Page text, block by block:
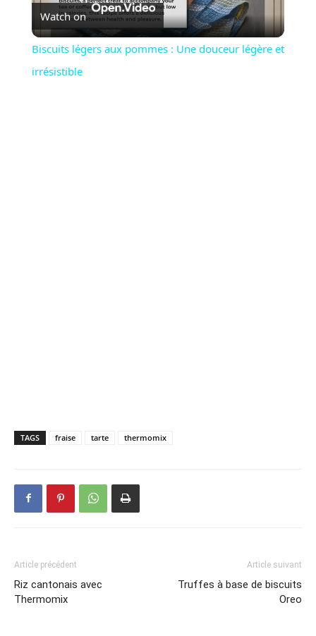
Video
Watch on
Biscuits légers aux pommes : Une douceur légère et
irrésistible
TAGS fraise tarte thermomix
Article précédent
Riz cantonais avec
Thermomix
Article suivant
Truffes à base de biscuits
Oreo